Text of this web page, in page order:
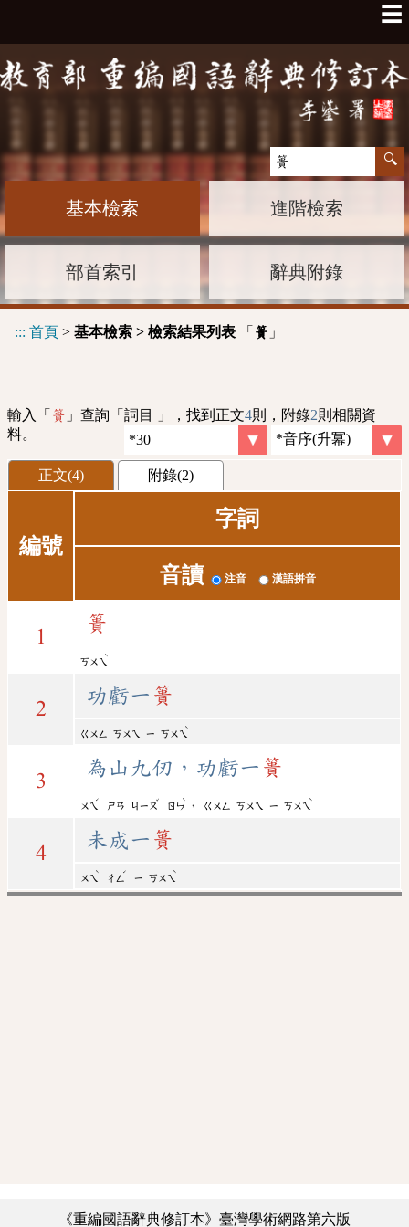
☰
基本檢索 進階檢索
部首索引 辭典附錄
::: 首頁 > 基本檢索 > 檢索結果列表 「 簣 」
輸入「 簣 」查詢「詞目 」，找到正文4則，附錄2則相關資
料。
正文(4) 附錄(2)
編號
字詞
音讀 注音 漢語拼音
1
簣
ㄎㄨㄟ
ˋ
2
功虧一 簣
ㄍㄨㄥ ㄎㄨㄟ ㄧ ㄎㄨㄟ
ˋ
3
為山九仞，功虧一 簣
ㄨㄟ
ˊ
ㄕㄢ ㄐㄧㄡ
ˇ
ㄖㄣ
ˋ
， ㄍㄨㄥ ㄎㄨㄟ ㄧ ㄎㄨㄟ
ˋ
4
未成一 簣
ㄨㄟ
ˋ
ㄔㄥ
ˊ
ㄧ ㄎㄨㄟ
ˋ
《重編國語辭典修訂本》臺灣學術網路第六版